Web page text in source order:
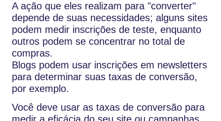
A ação que eles realizam para "converter"
depende de suas necessidades; alguns sites
podem medir inscrições de teste, enquanto
outros podem se concentrar no total de
compras.
Blogs podem usar inscrições em newsletters
para determinar suas taxas de conversão,
por exemplo.
Você deve usar as taxas de conversão para